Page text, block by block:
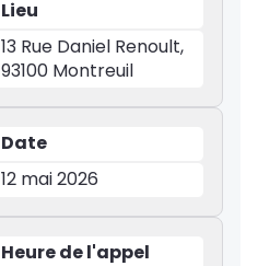
Lieu
13 Rue Daniel Renoult,
93100 Montreuil
Date
12 mai 2026
Heure de l'appel